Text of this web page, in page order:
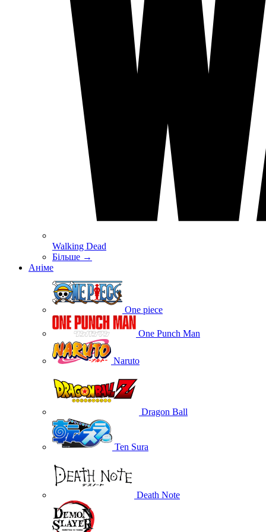
Walking Dead
Більше →
Аніме
One piece
One Punch Man
Naruto
Dragon Ball
Ten Sura
Death Note